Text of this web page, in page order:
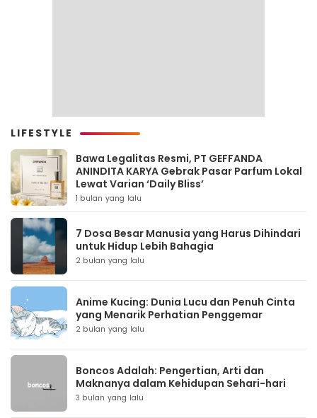
LIFESTYLE
Bawa Legalitas Resmi, PT GEFFANDA
ANINDITA KARYA Gebrak Pasar Parfum Lokal
Lewat Varian ‘Daily Bliss’
1 bulan yang lalu
7 Dosa Besar Manusia yang Harus Dihindari
untuk Hidup Lebih Bahagia
2 bulan yang lalu
Anime Kucing: Dunia Lucu dan Penuh Cinta
yang Menarik Perhatian Penggemar
2 bulan yang lalu
Boncos Adalah: Pengertian, Arti dan
Maknanya dalam Kehidupan Sehari-hari
3 bulan yang lalu